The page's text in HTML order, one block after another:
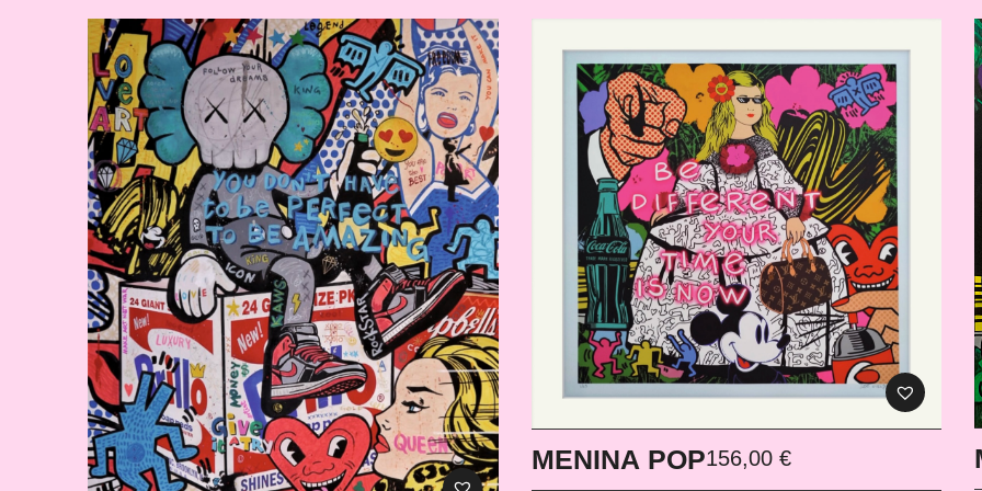
MENINA POP156,00 €